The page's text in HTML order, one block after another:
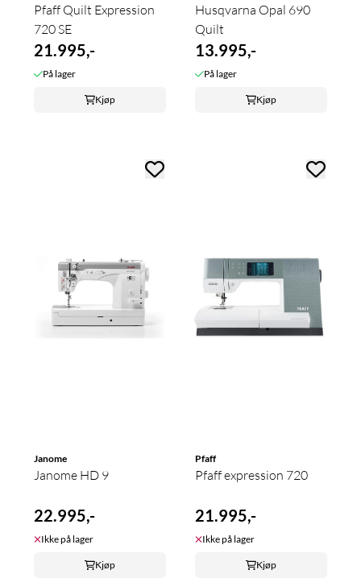
Pfaff Quilt Expression
720 SE
21.995,-
På lager
Kjøp
Husqvarna Opal 690
Quilt
13.995,-
På lager
Kjøp
Janome
Janome HD 9
22.995,-
Ikke på lager
Kjøp
Pfaff
Pfaff expression 720
21.995,-
Ikke på lager
Kjøp